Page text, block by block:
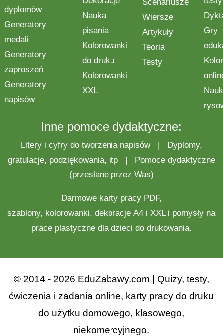
dyplomów
Generatory
medali
Generatory
zaproszeń
Generatory
napisów
Nauka
pisania
Kolorowanki
do druku
Kolorowanki
XXL
Scenariusze
Wiersze
Artykuły
Teoria
Testy
Gry
Inne pomoce dydaktyczne:
Litery i cyfry do tworzenia napisów| Dyplomy,
gratulacje, podziękowania, itp| Pomoce dydaktyczne
(przesłane przez Was)
Darmowe karty pracyPDF,
szablony, kolorowanki,dekoracje A4 i XXL i pomysły na
prace plastycznedla dzieci do drukowania.
© 2014 - 2026 EduZabawy.com | Quizy, testy,
ćwiczenia i zadania online, karty pracy do druku
do użytku domowego, klasowego,
niekomercyjnego.